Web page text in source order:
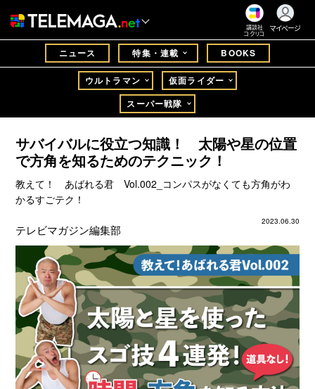
講談社
コクリコ
マイページ
ニュース 特集・連載 BOOKS
ウルトラマン
仮面ライダー
スーパー戦隊
サバイバルに役立つ知識！ 太陽や星の位置
で方角を知るためのテクニック！
教えて！ あばれる君 Vol.002_コンパスがなくても方角がわ
かるすごテク！
2023.06.30
テレビマガジン編集部